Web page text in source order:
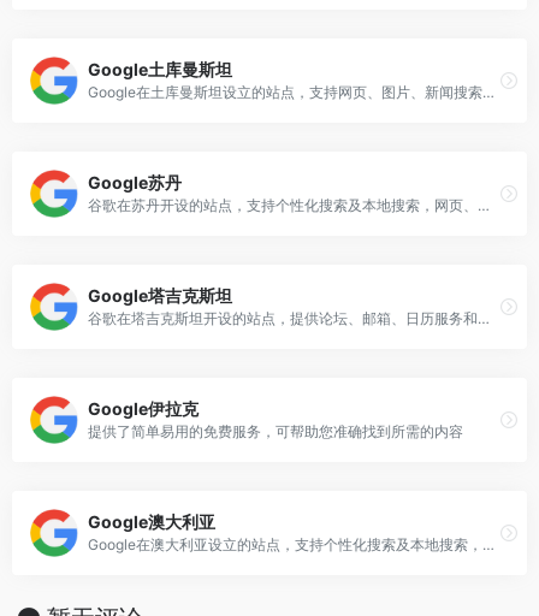
Google土库曼斯坦
Google在土库曼斯坦设立的站点，支持网页、图片、新闻搜索服务
Google苏丹
谷歌在苏丹开设的站点，支持个性化搜索及本地搜索，网页、图片、新闻搜索，可帮助您准确找到所需的内容
Google塔吉克斯坦
谷歌在塔吉克斯坦开设的站点，提供论坛、邮箱、日历服务和桌面搜索工具。
Google伊拉克
提供了简单易用的免费服务，可帮助您准确找到所需的内容
Google澳大利亚
Google在澳大利亚设立的站点，支持个性化搜索及本地搜索，网页、图片、新闻搜索